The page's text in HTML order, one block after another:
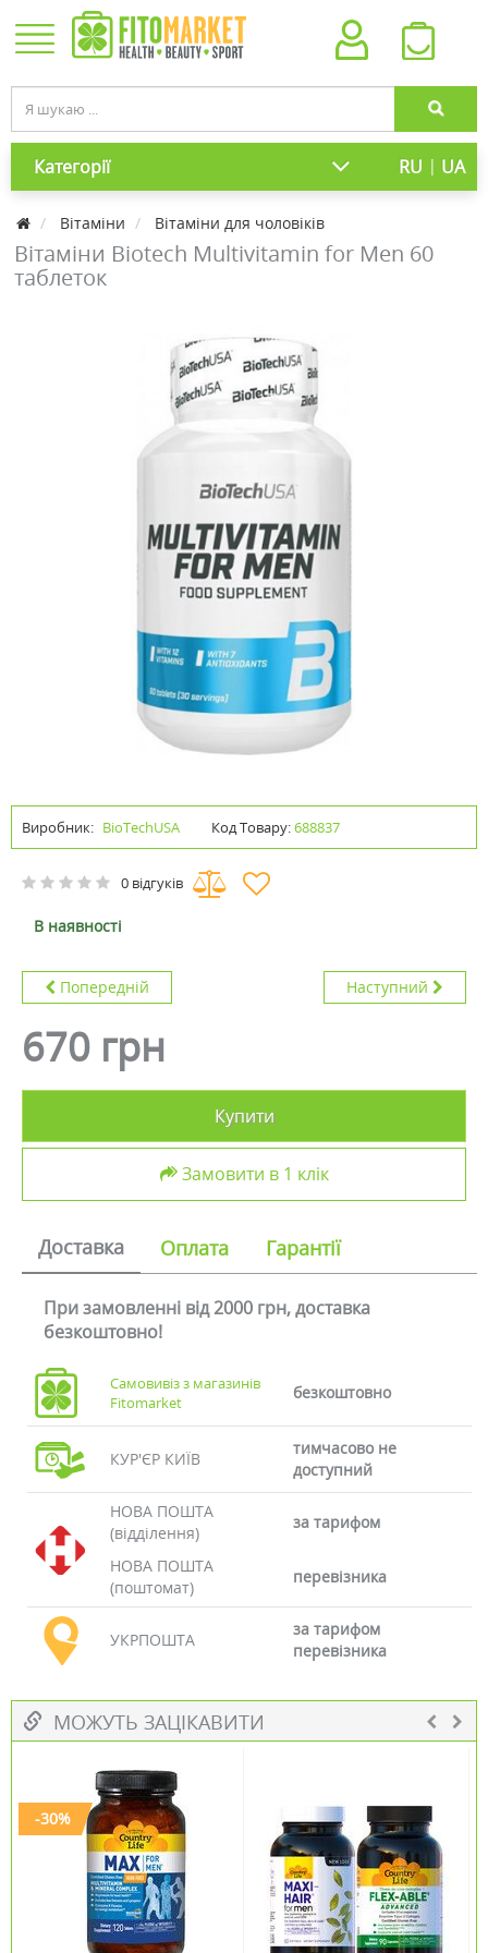
Категорії RU | UA
Вітаміни Вітаміни для чоловіків
Вітаміни Biotech Multivitamin for Men 60
таблеток
Виробник: BioTechUSA Код Товару:688837
0 відгуків
В наявності
Попередній Наступний
670 грн
Купити
Замовити в 1 клік
Доставка Оплата Гарантії
При замовленні від 2000 грн, доставка
безкоштовно!
Самовивіз з магазинів
Fitomarket
безкоштовно
КУР'ЄР КИЇВ
тимчасово не
доступний
НОВА ПОШТА
(відділення)
за тарифом
НОВА ПОШТА
(поштомат)
перевізника
УКРПОШТА
за тарифом
перевізника
МОЖУТЬ ЗАЦІКАВИТИ
-30%